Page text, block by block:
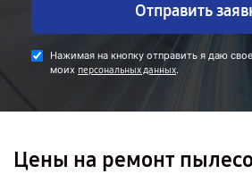
Отправить
Нажимая на кнопку отправить я даю
моих персональных данных.
Цены на ремонт